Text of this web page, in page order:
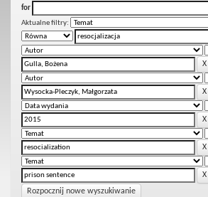
for
Aktualne filtry:
Rozpocznij nowe wyszukiwanie